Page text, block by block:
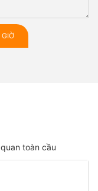
toàn cầu